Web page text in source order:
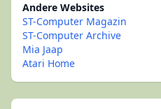
Andere Websites
ST-Computer Magazin
ST-Computer Archive
Mia Jaap
Atari Home